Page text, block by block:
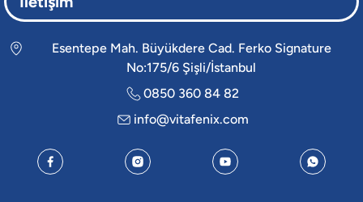
Esentepe Mah. Büyükdere Cad. Ferko Signature
No:175/6 Şişli/İstanbul
0850 360 84 82
info@vitafenix.com